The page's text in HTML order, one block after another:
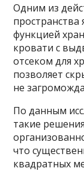
Одним из
пространства
функцией
кровати с
отсеком для
позволяет
не
По данным
такие
что
квадратных